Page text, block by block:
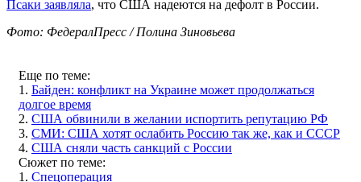
Псаки заявляла, что США надеются на дефолт в России.
Фото: ФедералПресс / Полина Зиновьева
Еще по теме:
1. Байден: конфликт на Украине может продолжаться
долгое время
2. США обвинили в желании испортить репутацию РФ
3. СМИ: США хотят ослабить Россию так же, как и СССР
4. США сняли часть санкций с России
Сюжет по теме:
1. Спецоперация